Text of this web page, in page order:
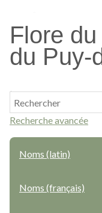
contenu
principal
Flore
du Puy-
Recherche avancée
Noms (latin)
Noms (français)